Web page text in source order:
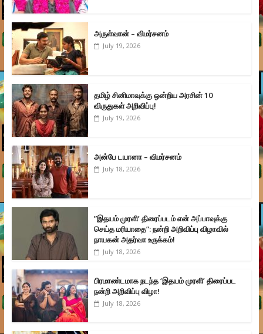
அருள்வான் – விமர்சனம்
July 19, 2026
தமிழ் சினிமாவுக்கு ஒன்றிய அரசின் 10
விருதுகள் அறிவிப்பு!
July 19, 2026
அன்பே டயானா – விமர்சனம்
July 18, 2026
”இதயம் முரளி’ திரைப்படம் என் அப்பாவுக்கு
செய்த மரியாதை”: நன்றி அறிவிப்பு விழாவில்
நாயகன் அதர்வா உருக்கம்!
July 18, 2026
பிரமாண்டமாக நடந்த ‘இதயம் முரளி’ திரைப்பட
நன்றி அறிவிப்பு விழா!
July 18, 2026